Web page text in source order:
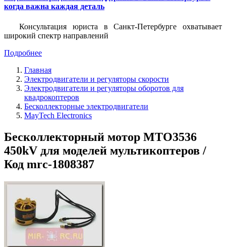
когда важна каждая деталь
Консультация юриста в Санкт-Петербурге охватывает
широкий спектр направлений
Подробнее
Главная
Электродвигатели и регуляторы скорости
Электродвигатели и регуляторы оборотов для
квадрокоптеров
Бесколлекторные электродвигатели
MayTech Electronics
Бесколлекторный мотор MTO3536
450kV для моделей мультикоптеров /
Код mrc-1808387